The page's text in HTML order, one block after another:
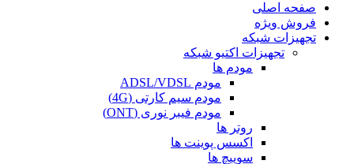
صفحه اصلی
فروش ویژه
تجهیزات شبکه
تجهیزات اکتیو شبکه
مودم ها
مودم ADSL/VDSL
مودم سیم کارتی (4G)
مودم فیبر نوری (ONT)
روتر ها
اکسس پوینت ها
سوییچ ها